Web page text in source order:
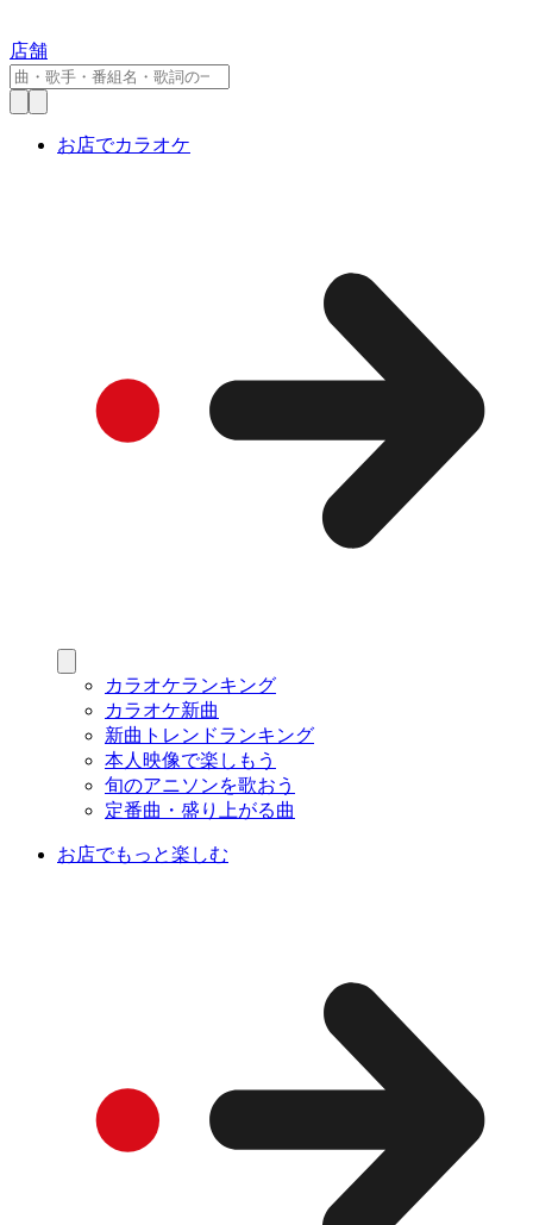
店舗
お店でカラオケ
カラオケランキング
カラオケ新曲
新曲トレンドランキング
本人映像で楽しもう
旬のアニソンを歌おう
定番曲・盛り上がる曲
お店でもっと楽しむ